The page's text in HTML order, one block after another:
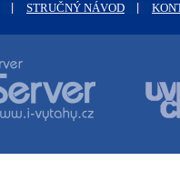
STRUČNÝ NÁVOD